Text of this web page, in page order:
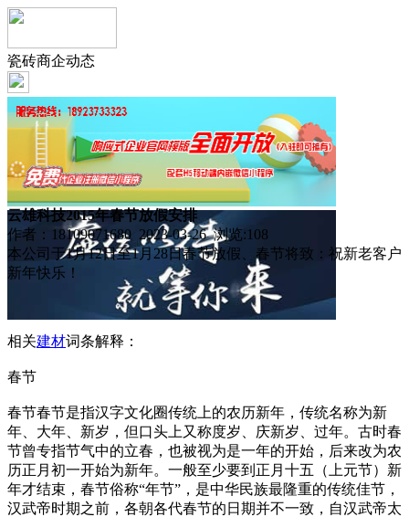
瓷砖商企动态
云雄科技2015年春节放假安排
作者：18109071680 2023-03-26 浏览:108
本公司于1月12日至1月28日春节放假、春节将致：祝新老客户
新年快乐！
相关建材词条解释：
春节
春节春节是指汉字文化圈传统上的农历新年，传统名称为新
年、大年、新岁，但口头上又称度岁、庆新岁、过年。古时春
节曾专指节气中的立春，也被视为是一年的开始，后来改为农
历正月初一开始为新年。一般至少要到正月十五（上元节）新
年才结束，春节俗称“年节”，是中华民族最隆重的传统佳节，
汉武帝时期之前，各朝各代春节的日期并不一致，自汉武帝太